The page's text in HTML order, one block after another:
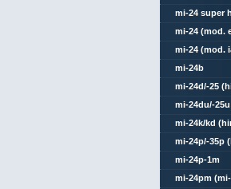
mi-24 super
mi-24 (mod.
mi-24 (mod.
mi-24b
mi-24d/-25
mi-24du/-
mi-24k/kd
mi-24p/-35p
mi-24p-1m
mi-24pm